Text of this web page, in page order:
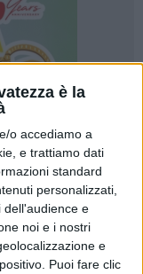
è la
o accediamo a
e trattiamo dati
standard
personalizzati,
dell'audience e
noi e i nostri
e
Puoi fare clic